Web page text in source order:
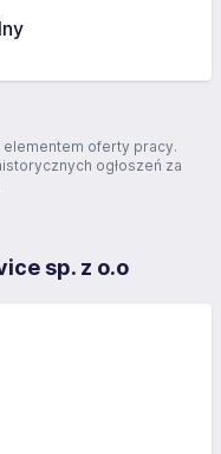
oferty pracy.
ogłoszeń za
sp. z o.o